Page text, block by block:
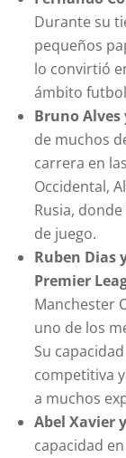
Durante su
pequeños
lo convirtió
ámbito
Bruno Alves
de muchos
carrera en
Occidental,
Rusia,
de juego.
Ruben Dias
Premier
Manchester
uno de los
Su
competitiva
a muchos
Abel Xavier
capacidad